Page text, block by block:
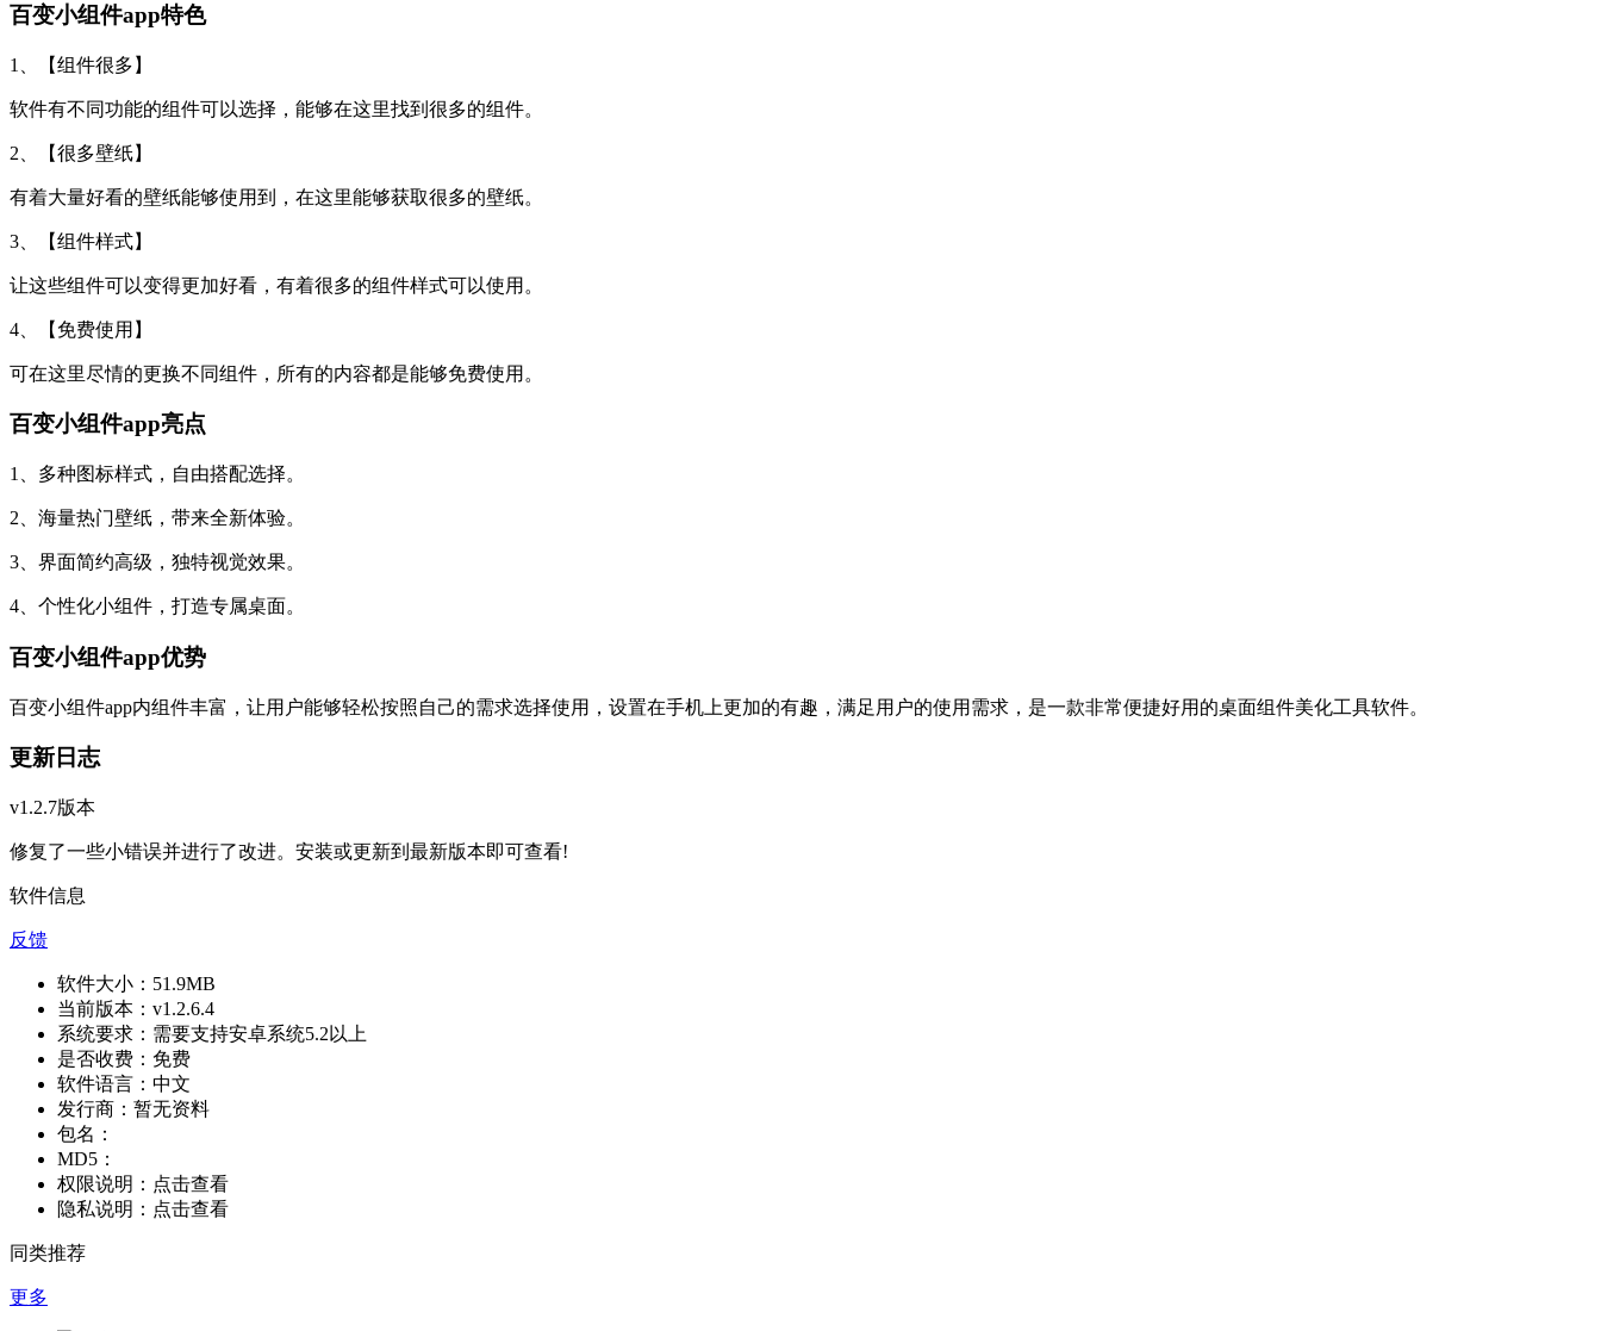
百变小组件app特色
1、【组件很多】
软件有不同功能的组件可以选择，能够在这里找到很多的组件。
2、【很多壁纸】
有着大量好看的壁纸能够使用到，在这里能够获取很多的壁纸。
3、【组件样式】
让这些组件可以变得更加好看，有着很多的组件样式可以使用。
4、【免费使用】
可在这里尽情的更换不同组件，所有的内容都是能够免费使用。
百变小组件app亮点
1、多种图标样式，自由搭配选择。
2、海量热门壁纸，带来全新体验。
3、界面简约高级，独特视觉效果。
4、个性化小组件，打造专属桌面。
百变小组件app优势
百变小组件app内组件丰富，让用户能够轻松按照自己的需求选择使用，设置在手机上更加的有趣，满足用户的使用需求，是一款非常便捷好用的桌面组件美化工具软件。
更新日志
v1.2.7版本
修复了一些小错误并进行了改进。安装或更新到最新版本即可查看!
软件信息
反馈
软件大小： 51.9MB
当前版本： v1.2.6.4
系统要求： 需要支持安卓系统5.2以上
是否收费： 免费
软件语言： 中文
发行商： 暂无资料
包名：
MD5：
权限说明： 点击查看
隐私说明： 点击查看
同类推荐
更多